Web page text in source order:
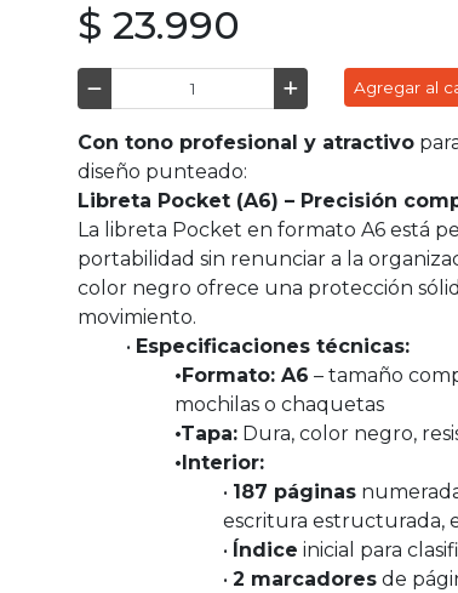
$ 23.990
Agregar al
Con tono profesional y atractivo
diseño punteado:
Libreta Pocket (A6) – Precisión
La libreta Pocket en formato A6 está
portabilidad sin renunciar a la
color negro ofrece una protección
movimiento.
• Especificaciones técnicas:
•Formato: A6 – tamaño
mochilas o chaquetas
•Tapa: Dura, color negro,
•Interior:
• 187 páginas
escritura estructurada,
• Índice inicial para
• 2 marcadores de